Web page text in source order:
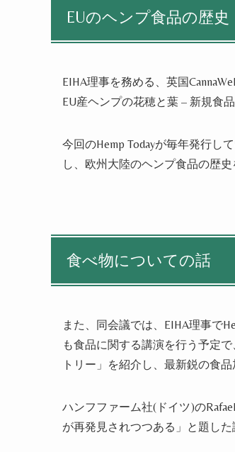
EUのヘンプ食品の歴史
EIHA理事を務める、英国
EU産ヘンプの花穂と葉 – 新規食
今回のHemp Todayが毎年発行し
し、欧州大陸のヘンプ食品の歴史
食べ物についての話
また、同会議では、EIHA理事で
も食品に関する講演を行う予定
トリー」を紹介し、最新鋭の食
ハンフファーム社(ドイツ)の
が再発見されつつある」と題した